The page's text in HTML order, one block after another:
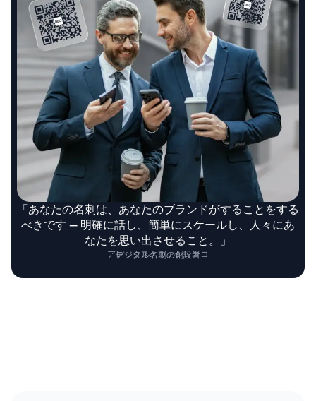
「あなたの名刺は、あなたのブランドがすることをする
べきです — 明確に話し、簡単にスケールし、人々にあ
なたを思い出させること。」
アレックス・ヴァシレンコ
デジタル名刺の創設者